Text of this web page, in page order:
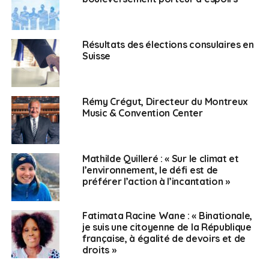
à Dakar en passant par Genève, il n’omet jamais de
souligner que la France fait partie intégrante de son
ADN.
Il est diplômé en droit bancaire et économique de
l’université de Genève, de l’université Panthéon-Assas
Paris II et de la prestigieuse université de McGill au
Canada. C’est un amoureux des techniques financières
aussi bien dans le domaine de l’accroissement d’actifs
que des investissements alternatifs.
Après avoir été collaborateur auprès du Département
fédéral des affaires étrangères de la Confédération
suisse, il évolue aujourd’hui dans le domaine financier et
commercial au sein de l’Organisation Mondiale du
Commerce à Genève.
En tant que français,
Résultats des élections consulaires en
Suisse
Rémy Crégut, Directeur du Montreux
Music & Convention Center
Mathilde Quilleré : « Sur le climat et
l’environnement, le défi est de
préférer l’action à l’incantation »
Fatimata Racine Wane : « Binationale,
je suis une citoyenne de la République
française, à égalité de devoirs et de
droits »